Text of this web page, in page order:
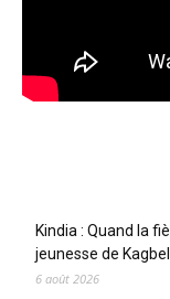
Kindia : Quand la
jeunesse de
6 août 2026